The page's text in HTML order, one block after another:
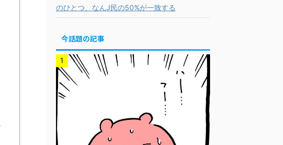
のひとつ、なんJ民の50%が一致する
今話題の記事